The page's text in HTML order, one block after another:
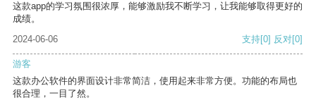
这款app的学习氛围很浓厚，能够激励我不断学习，让我能够取得更好的
成绩。
2024-06-06
支持[0] 反对[0]
游客
这款办公软件的界面设计非常简洁，使用起来非常方便。功能的布局也
很合理，一目了然。